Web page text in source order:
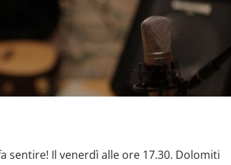
sentire! Il venerdì alle ore 17.30. Dolomiti